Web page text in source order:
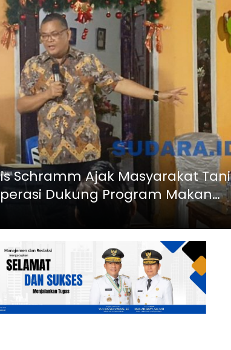
Schramm Ajak Masyarakat Tani
Dukung Program Makan